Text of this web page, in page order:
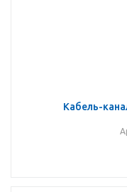
Кабель-